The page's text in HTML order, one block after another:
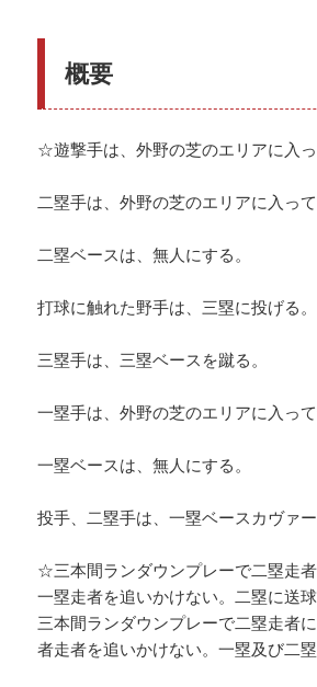
概要
☆遊撃手は、外野の芝のエリアに入っ
二塁手は、外野の芝のエリアに入って
二塁ベースは、無人にする。
打球に触れた野手は、三塁に投げる。
三塁手は、三塁ベースを蹴る。
一塁手は、外野の芝のエリアに入って
一塁ベースは、無人にする。
投手、二塁手は、一塁ベースカヴァー
☆三本間ランダウンプレーで二塁走
一塁走者を追いかけない。二塁に送球
三本間ランダウンプレーで二塁走者
者走者を追いかけない。一塁及び二塁